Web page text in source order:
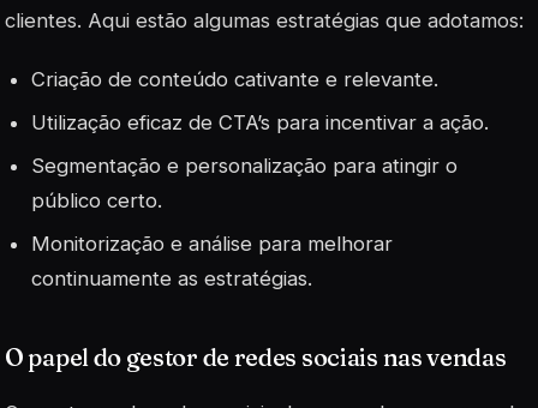
clientes. Aqui estão algumas estratégias que adotamos:
Criação de conteúdo cativante e relevante.
Utilização eficaz de CTA’s para incentivar a ação.
Segmentação e personalização para atingir o
público certo.
Monitorização e análise para melhorar
continuamente as estratégias.
O papel do gestor de redes sociais nas vendas